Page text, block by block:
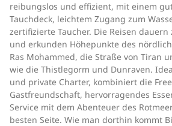
reibungslos und effizient, mit einem
Tauchdeck, leichtem Zugang zum
zertifizierte Taucher. Die Reisen dauern
und erkunden Höhepunkte des
Ras Mohammed, die Straße von Tiran
wie die Thistlegorm und Dunraven.
und private Charter, kombiniert die
Gastfreundschaft, hervorragendes
Service mit dem Abenteuer des
besten Seite. Wie man dorthin kommt